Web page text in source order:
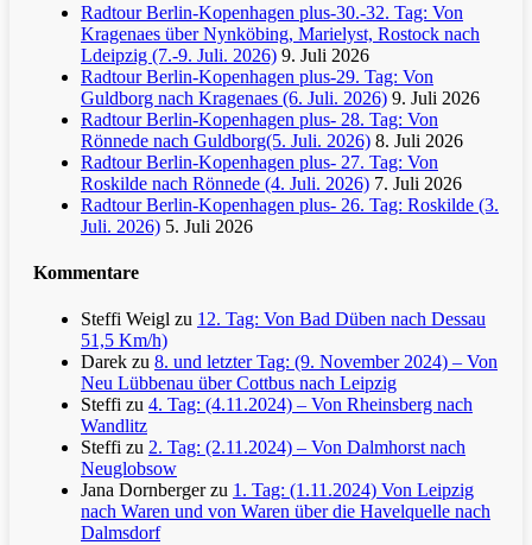
Radtour Berlin-Kopenhagen plus-30.-32. Tag: Von
Kragenaes über Nynköbing, Marielyst, Rostock nach
Ldeipzig (7.-9. Juli. 2026) 9. Juli 2026
Radtour Berlin-Kopenhagen plus-29. Tag: Von
Guldborg nach Kragenaes (6. Juli. 2026) 9. Juli 2026
Radtour Berlin-Kopenhagen plus- 28. Tag: Von
Rönnede nach Guldborg(5. Juli. 2026) 8. Juli 2026
Radtour Berlin-Kopenhagen plus- 27. Tag: Von
Roskilde nach Rönnede (4. Juli. 2026) 7. Juli 2026
Radtour Berlin-Kopenhagen plus- 26. Tag: Roskilde (3.
Juli. 2026) 5. Juli 2026
Kommentare
Steffi Weigl zu 12. Tag: Von Bad Düben nach Dessau
51,5 Km/h)
Darek zu 8. und letzter Tag: (9. November 2024) – Von
Neu Lübbenau über Cottbus nach Leipzig
Steffi zu 4. Tag: (4.11.2024) – Von Rheinsberg nach
Wandlitz
Steffi zu 2. Tag: (2.11.2024) – Von Dalmhorst nach
Neuglobsow
Jana Dornbergerzu 1. Tag: (1.11.2024) Von Leipzig
nach Waren und von Waren über die Havelquelle nach
Dalmsdorf